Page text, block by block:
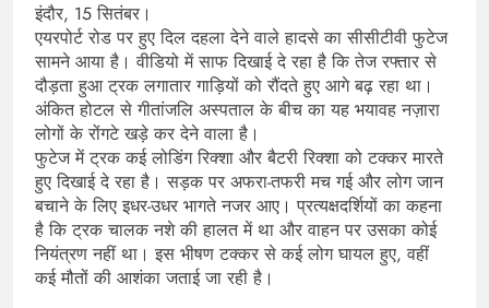
इंदौर, 15 सितंबर।
एयरपोर्ट रोड पर हुए दिल दहला देने वाले हादसे का सीसीटीवी फुटेज
सामने आया है। वीडियो में साफ दिखाई दे रहा है कि तेज रफ्तार से
दौड़ता हुआ ट्रक लगातार गाड़ियों को रौंदते हुए आगे बढ़ रहा था।
अंकित होटल से गीतांजलि अस्पताल के बीच का यह भयावह नज़ारा
लोगों के रोंगटे खड़े कर देने वाला है।
फुटेज में ट्रक कई लोडिंग रिक्शा और बैटरी रिक्शा को टक्कर मारते
हुए दिखाई दे रहा है। सड़क पर अफरा-तफरी मच गई और लोग जान
बचाने के लिए इधर-उधर भागते नजर आए। प्रत्यक्षदर्शियों का कहना
है कि ट्रक चालक नशे की हालत में था और वाहन पर उसका कोई
नियंत्रण नहीं था। इस भीषण टक्कर से कई लोग घायल हुए, वहीं
कई मौतों की आशंका जताई जा रही है।